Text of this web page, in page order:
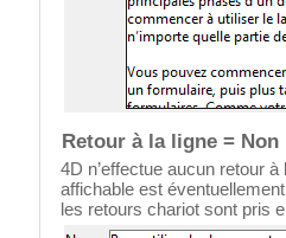
Retour à la ligne = Non
4D n’effectue aucun retour
affichable est
les retours chariot sont pris